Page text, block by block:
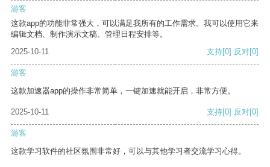
游客
这款app的功能非常强大，可以满足我所有的工作需求。我可以使用它来
编辑文档、制作演示文稿、管理日程安排等。
2025-10-11
支持[0] 反对[0]
游客
这款加速器app的操作非常简单，一键加速就能开启，非常方便。
2025-10-11 支持[0] 反对[0]
游客
这款学习软件的社区氛围非常好，可以与其他学习者交流学习心得。